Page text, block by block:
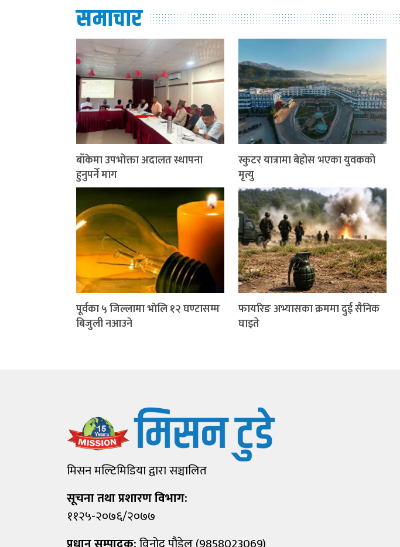
समाचार
बाँकेमा उपभोक्ता अदालत स्थापना
हुनुपर्ने माग
स्कुटर यात्रामा बेहोस भएका युवकको
मृत्यु
पूर्वका ५ जिल्लामा भाेलि १२ घण्टासम्म
बिजुली नआउने
फायरिङ अभ्यासका क्रममा दुई सैनिक
घाइते
मिसन मल्टिमिडिया द्वारा सञ्चालित
सूचना तथा प्रशारण विभाग:
११२५-२०७६/२०७७